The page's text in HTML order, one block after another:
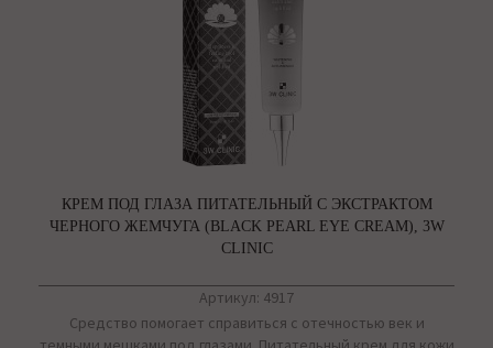
КРЕМ ПОД ГЛАЗА ПИТАТЕЛЬНЫЙ С ЭКСТРАКТОМ
ЧЕРНОГО ЖЕМЧУГА (BLACK PEARL EYE CREAM), 3W
CLINIC
Артикул: 4917
Средство помогает справиться с отечностью век и